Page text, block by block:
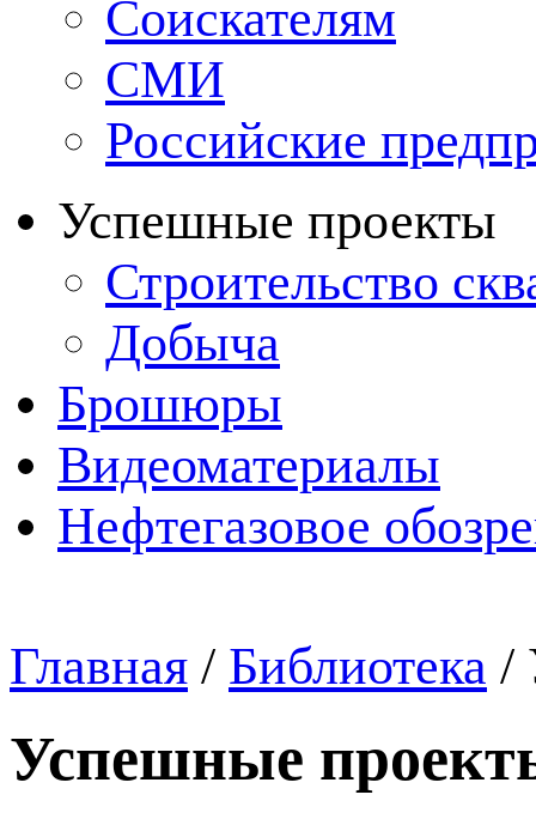
Соискателям
СМИ
Российские
Успешные проекты
Строительство
Добыча
Брошюры
Видеоматериалы
Нефтегазовое
Главная / Библиотека /
Успешные